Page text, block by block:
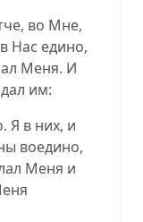
во Мне,
Нас едино,
Меня. И
им:
Я в них, и
воедино,
Меня и